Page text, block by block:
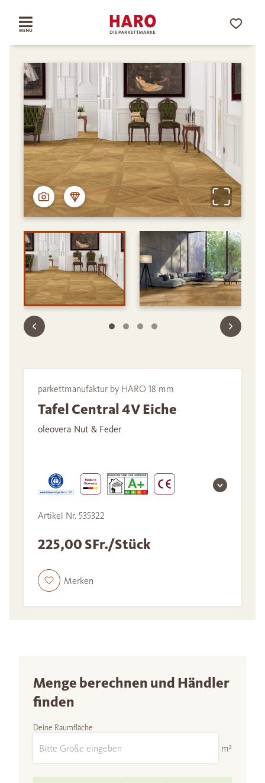
parkettmanufaktur by HARO 18 mm
Tafel Central 4V Eiche
oleovera Nut & Feder
Artikel Nr. 535322
225,00 SFr./Stück
Merken
Menge berechnen und Händler
finden
Deine Raumfläche
m²